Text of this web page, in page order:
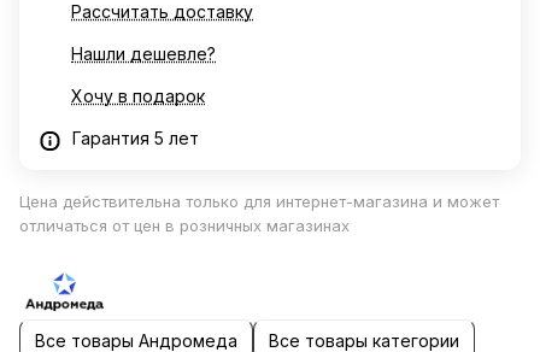
Рассчитать доставку
Нашли дешевле?
Хочу в подарок
Гарантия 5 лет
Цена действительна только для интернет-магазина и может
отличаться от цен в розничных магазинах
Все товары Андромеда Все товары категории